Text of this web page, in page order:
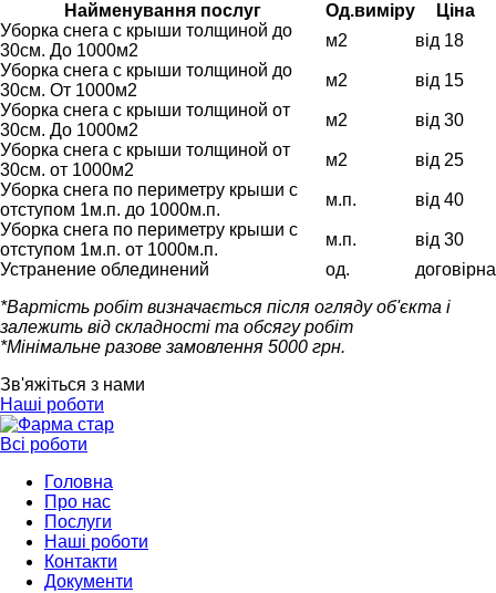
Найменування послуг Од.виміру
Ціна
Уборка снега с крыши толщиной до
30см. До 1000м2
м2
від 18
Уборка снега с крыши толщиной до
30см. От 1000м2
м2
від 15
Уборка снега с крыши толщиной от
30см. До 1000м2
м2
від 30
Уборка снега с крыши толщиной от
30см. от 1000м2
м2
від 25
Уборка снега по периметру крыши с
отступом 1м.п. до 1000м.п.
м.п.
від 40
Уборка снега по периметру крыши с
отступом 1м.п. от 1000м.п.
м.п.
від 30
Устранение облединений
од.
договірна
*Вартість робіт визначається після огляду об'єкта і
залежить від складності та обсягу робіт
*Мінімальне разове замовлення 5000 грн.
Зв'яжіться з нами
Наші роботи
Всі роботи
Головна
Про нас
Послуги
Наші роботи
Контакти
Документи